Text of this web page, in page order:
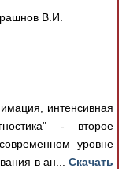
В.И.
интенсивная
- второе
уровне
в ан...Скачать